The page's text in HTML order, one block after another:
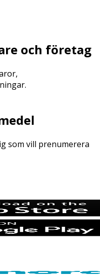
och företag
som vill prenumerera